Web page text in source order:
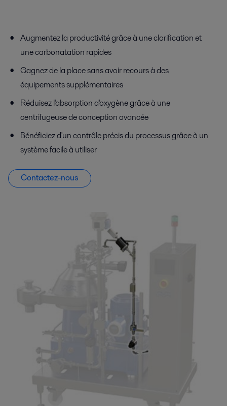
Augmentez la productivité grâce à une clarification et
une carbonatation rapides
Gagnez de la place sans avoir recours à des
équipements supplémentaires
Réduisez l'absorption d'oxygène grâce à une
centrifugeuse de conception avancée
Bénéficiez d'un contrôle précis du processus grâce à un
système facile à utiliser
Contactez-nous